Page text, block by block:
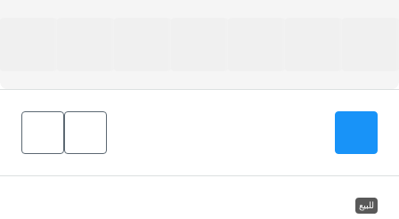
للبيع